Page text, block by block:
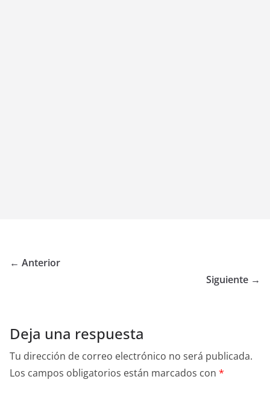
← Anterior
Siguiente →
Deja una respuesta
Tu dirección de correo electrónico no será publicada.
Los campos obligatorios están marcados con *